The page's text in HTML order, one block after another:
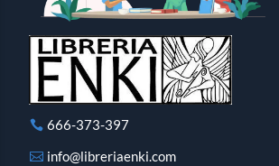
666-373-397
info@libreriaenki.com